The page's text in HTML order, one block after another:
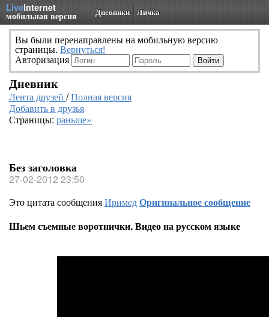
LiveInternet
мобильная версия Дневники Личка
Вы были перенаправлены на мобильную версию
страницы. Вернуться!
Авторизация
Дневник
Лента друзей /Полная версия
Добавить в друзья
Страницы: раньше»
Без заголовка
27-02-2012 23:50
Это цитата сообщенияИримедОригинальное сообщение
Шьем съемные воротнички. Видео на русском языке